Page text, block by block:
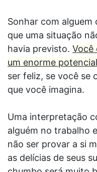
Sonhar com alguem
que uma situação
havia previsto. Você
um enorme
ser feliz, se você se
que você imagina.
Uma interpretação
alguém no trabalho
não ser provar a si
as delícias de seus